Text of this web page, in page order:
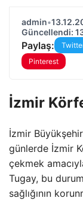
admin•
Güncellendi:
Paylaş:
Pinterest
İzmir
İzmir
günlerde İzmir
çekmek
Tugay, bu
sağlığının